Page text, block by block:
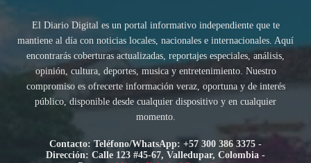
El Diario Digital es un portal informativo independiente que te
mantiene al día con noticias locales, nacionales e internacionales. Aquí
encontrarás coberturas actualizadas, reportajes especiales, análisis,
opinión, cultura, deportes, musica y entretenimiento. Nuestro
compromiso es ofrecerte información veraz, oportuna y de interés
público, disponible desde cualquier dispositivo y en cualquier
momento.
Contacto: Teléfono/WhatsApp: +57 300 386 3375 -
Dirección: Calle 123 #45-67, Valledupar, Colombia -